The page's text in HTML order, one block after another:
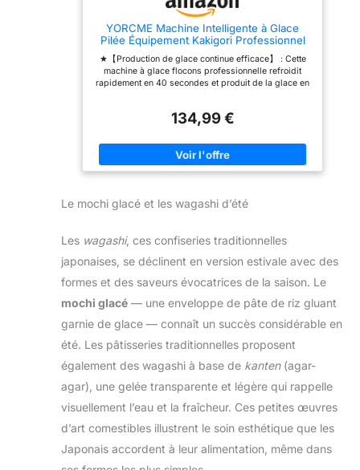
YORCME Machine Intelligente à Glace
Pilée Équipement Kakigori Professionnel
avec Double Bac et Contrôle Mécanique,
pour Cocktails Glacés et Desserts
Bingsu,360W
★【Production de glace continue efficace】 : Cette
machine à glace flocons professionnelle refroidit
rapidement en 40 secondes et produit de la glace en
par jour, garantissant un fonctionnement efficace et
Dotée d'un système de refroidissement par air
avancé, la machine à glace flocons dissipe
efficacement la chaleur, assurant un fonctionnement
★【Formes de flocons variées】Grâce à des
facilement une variété de formes de glace, comme
ou des flocons. Eau, café, jus, lait, soda, cocktails ou
tout autre liquide, cette fonction vous permet de
préparer des glaces parfaitement texturées
★【Facile à utiliser】Cette machine à glace pilée
électrique est simple d'utilisation et facile à utiliser. 1 :
Appuyez sur le bouton de réfrigération après la mise
Éteignez l'appareil avec le bouton de réfrigération,
puis sur le bouton de rotation ; 3 : Redémarrez après
un intervalle d'arrêt de plus de 20 secondes
★【Caractéristiques】Cette machine à glace flocon
intelligente offre une puissance de 360 W/750
W/1200 W et utilise un compresseur à économie
une capacité de production de 60 kg/120 kg/180 kg
en 24 heures. Dotée d'un rouleau en acier inoxydable
304 de qualité alimentaire et d'un corps en acier
134,99 €
Le mochi glacé et les wagashi d’été
Les wagashi, ces confiseries traditionnelles
japonaises, se déclinent en version estivale avec des
formes et des saveurs évocatrices de la saison. Le
mochi glacé — une enveloppe de pâte de riz gluant
garnie de glace — connaît un succès considérable en
été. Les pâtisseries traditionnelles proposent
également des wagashi à base de kanten(agar-
agar), une gelée transparente et légère qui rappelle
visuellement l’eau et la fraîcheur. Ces petites œuvres
d’art comestibles illustrent le soin esthétique que les
Japonais accordent à leur alimentation, même dans